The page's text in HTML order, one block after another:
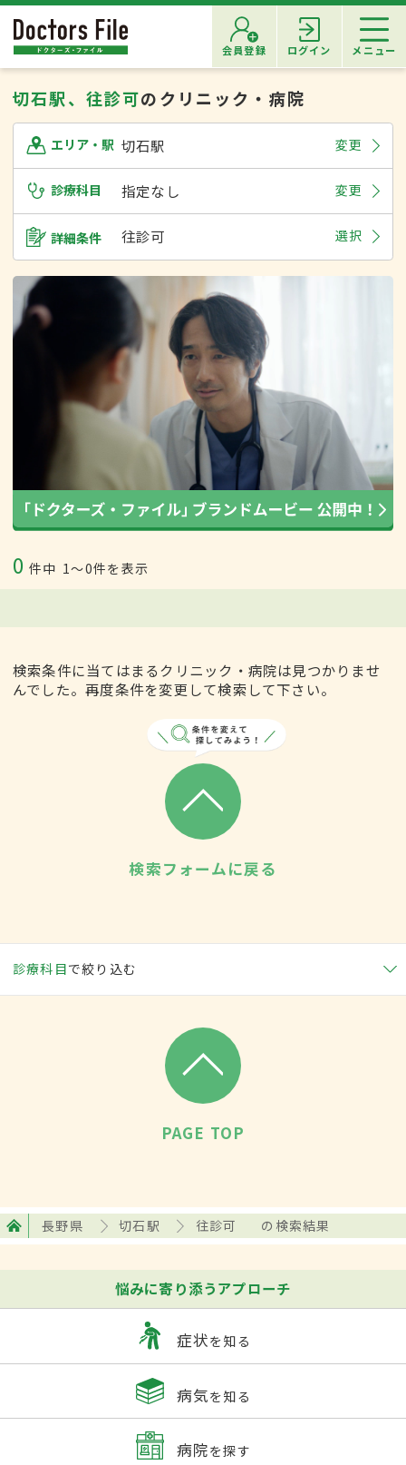
会員登録 ログイン メニュー
切石駅、往診可のクリニック・病院
エリア・駅 切石駅 変更
診療科目 指定なし 変更
詳細条件 往診可 選択
0 件中 1〜0件を表示
検索条件に当てはまるクリニック・病院は見つかりませ
んでした。再度条件を変更して検索して下さい。
検索フォームに戻る
診療科目で絞り込む
PAGE TOP
長野県 切石駅 往診可 の検索結果
悩みに寄り添うアプローチ
症状を知る
病気を知る
病院を探す